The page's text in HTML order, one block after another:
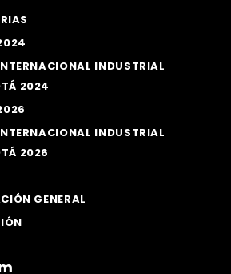
INDUSTRIAL
2024
INDUSTRIAL
2026
GENERAL